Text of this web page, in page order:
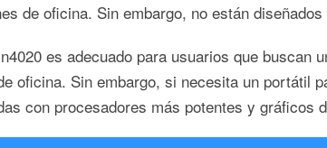
de oficina. Sin embargo, no están
es adecuado para usuarios que
oficina. Sin embargo, si necesita un portátil
con procesadores más potentes y gráficos